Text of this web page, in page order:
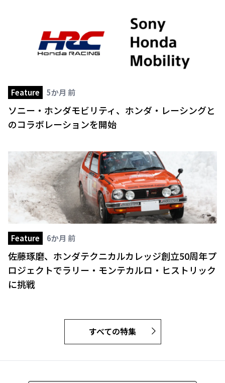
Feature 5か月 前
ソニー・ホンダモビリティ、ホンダ・レーシングと
のコラボレーションを開始
Feature 6か月 前
佐藤琢磨、ホンダテクニカルカレッジ創立50周年プ
ロジェクトでラリー・モンテカルロ・ヒストリック
に挑戦
すべての特集